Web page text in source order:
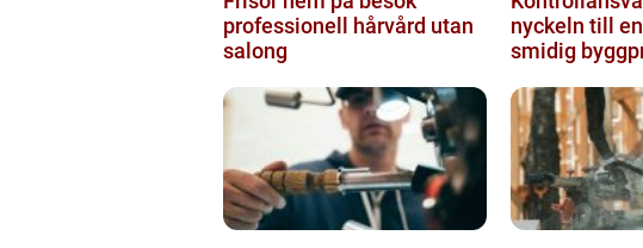
professionell hårvård utan
salong
nyckeln till
smidig